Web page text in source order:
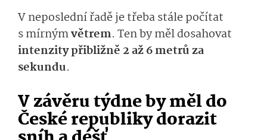
V neposlední řadě je třeba stále počítat
s mírnýmvětrem. Ten by měl dosahovat
intenzity přibližně 2 až 6 metrů za
sekundu.
V závěru týdne by měl do
České republiky dorazit